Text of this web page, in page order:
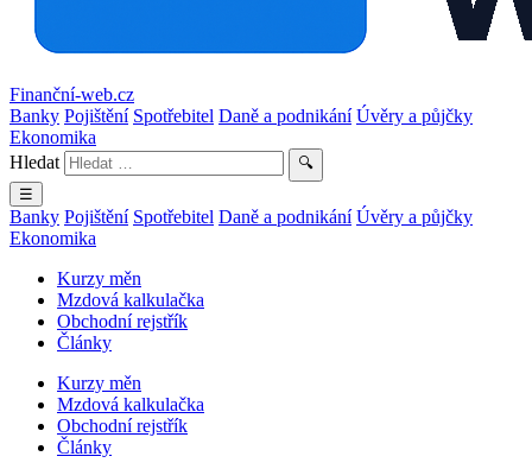
Finanční-web.cz
Banky Pojištění Spotřebitel Daně a podnikání Úvěry a půjčky
Ekonomika
Hledat
🔍
☰
Banky Pojištění Spotřebitel Daně a podnikání Úvěry a půjčky
Ekonomika
Kurzy měn
Mzdová kalkulačka
Obchodní rejstřík
Články
Kurzy měn
Mzdová kalkulačka
Obchodní rejstřík
Články